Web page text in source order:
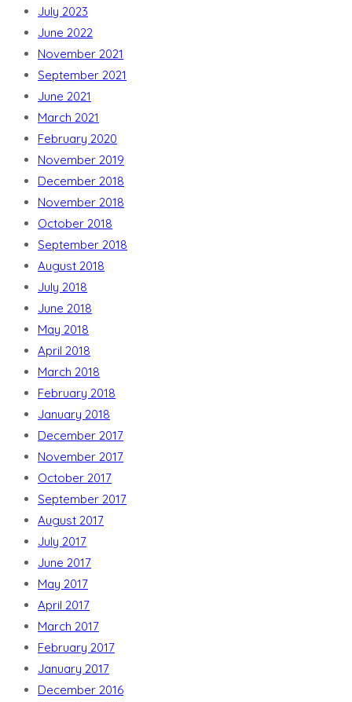
July 2023
June 2022
November 2021
September 2021
June 2021
March 2021
February 2020
November 2019
December 2018
November 2018
October 2018
September 2018
August 2018
July 2018
June 2018
May 2018
April 2018
March 2018
February 2018
January 2018
December 2017
November 2017
October 2017
September 2017
August 2017
July 2017
June 2017
May 2017
April 2017
March 2017
February 2017
January 2017
December 2016